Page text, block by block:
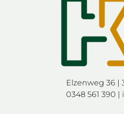
Elzenweg 36 |
0348 561 390 |